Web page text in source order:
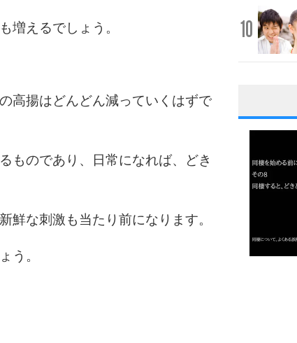
増えるでしょう。
高揚はどんどん減っていくはずで
ものであり、日常になれば、どき
鮮な刺激も当たり前になります。
う。
10
1
3